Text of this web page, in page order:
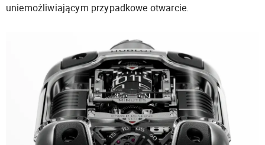
uniemożliwiającym przypadkowe otwarcie.